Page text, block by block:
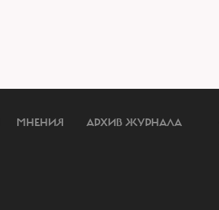
МНЕНИЯ АРХИВ ЖУРНАЛА